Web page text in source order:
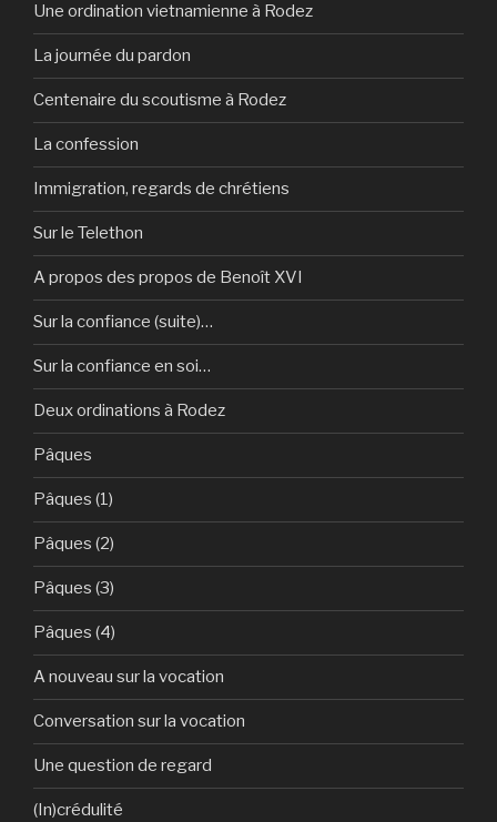
Une ordination vietnamienne à Rodez
La journée du pardon
Centenaire du scoutisme à Rodez
La confession
Immigration, regards de chrétiens
Sur le Telethon
A propos des propos de Benoît XVI
Sur la confiance (suite)…
Sur la confiance en soi…
Deux ordinations à Rodez
Pâques
Pâques (1)
Pâques (2)
Pâques (3)
Pâques (4)
A nouveau sur la vocation
Conversation sur la vocation
Une question de regard
(In)crédulité